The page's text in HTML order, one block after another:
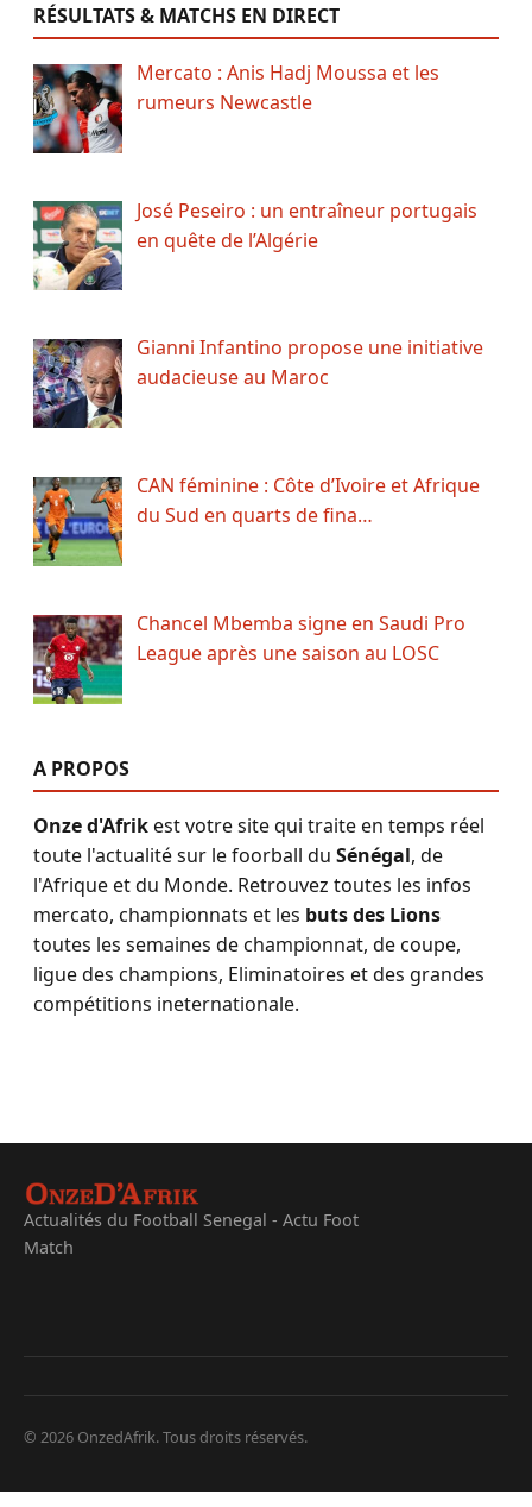
RÉSULTATS & MATCHS EN DIRECT
Mercato : Anis Hadj Moussa et les
rumeurs Newcastle
José Peseiro : un entraîneur portugais
en quête de l’Algérie
Gianni Infantino propose une initiative
audacieuse au Maroc
CAN féminine : Côte d’Ivoire et Afrique
du Sud en quarts de fina…
Chancel Mbemba signe en Saudi Pro
League après une saison au LOSC
A PROPOS
Onze d'Afrikest votre site qui traite en temps réel
toute l'actualité sur le foorball du Sénégal, de
l'Afrique et du Monde. Retrouvez toutes les infos
mercato, championnats et les buts des Lions
toutes les semaines de championnat, de coupe,
ligue des champions, Eliminatoires et des grandes
compétitions ineternationale.
Actualités du Football Senegal - Actu Foot
Match
© 2026 OnzedAfrik. Tous droits réservés.